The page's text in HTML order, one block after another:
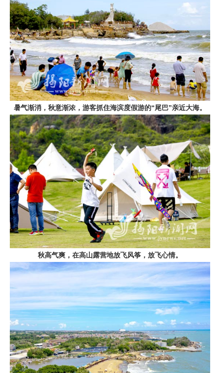
暑气渐消，秋意渐浓，游客抓住海滨度假游的“尾巴”亲近大海。
秋高气爽，在高山露营地放飞风筝，放飞心情。